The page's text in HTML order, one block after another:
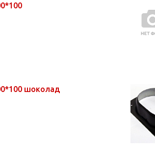
шоколад